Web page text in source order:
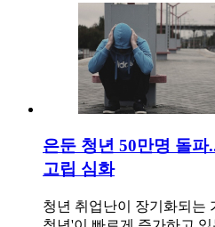
은둔 청년 50만명 돌파
고립 심화
청년 취업난이 장기화되는